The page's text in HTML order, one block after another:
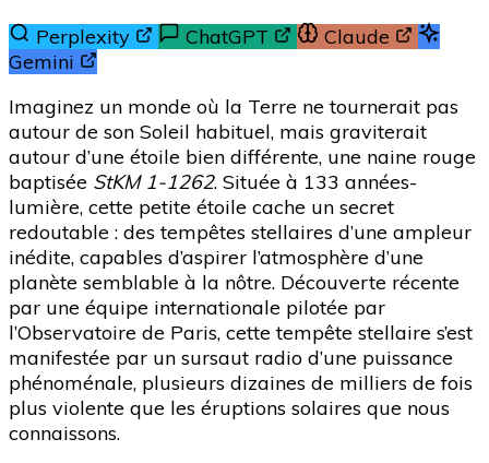
Perplexity ChatGPT
Claude
Gemini
Imaginez un monde où la Terre ne tournerait pas
autour de son Soleil habituel, mais graviterait
autour d’une étoile bien différente, une naine rouge
baptisée StKM 1-1262. Située à 133 années-
lumière, cette petite étoile cache un secret
redoutable : des tempêtes stellaires d’une ampleur
inédite, capables d’aspirer l’atmosphère d’une
planète semblable à la nôtre. Découverte récente
par une équipe internationale pilotée par
l’Observatoire de Paris, cette tempête stellaire s’est
manifestée par un sursaut radio d’une puissance
phénoménale, plusieurs dizaines de milliers de fois
plus violente que les éruptions solaires que nous
connaissons.